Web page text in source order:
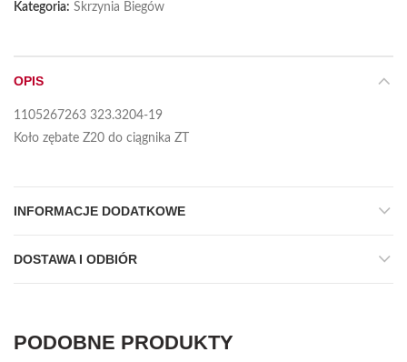
Kategoria: Skrzynia Biegów
OPIS
1105267263 323.3204-19
Koło zębate Z20 do ciągnika ZT
INFORMACJE DODATKOWE
DOSTAWA I ODBIÓR
PODOBNE PRODUKTY